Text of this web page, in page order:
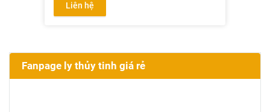
Liên hệ
Fanpage ly thủy tinh giá rẻ